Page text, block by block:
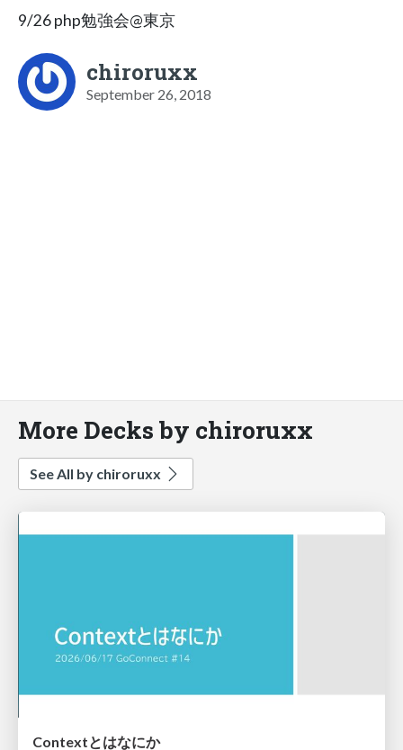
9/26 php勉強会@東京
chiroruxx
September 26, 2018
More Decks by chiroruxx
See All by chiroruxx
Contextとはなにか